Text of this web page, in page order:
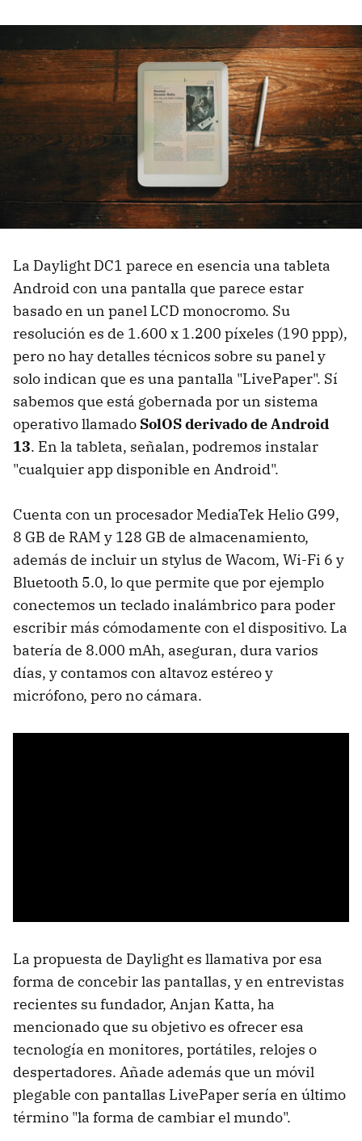
La Daylight DC1 parece en esencia una tableta
Android con una pantalla que parece estar
basado en un panel LCD monocromo. Su
resolución es de 1.600 x 1.200 píxeles (190 ppp),
pero no hay detalles técnicos sobre su panel y
solo indican que es una pantalla "LivePaper". Sí
sabemos que está gobernada por un sistema
operativo llamado SolOS derivado de Android
13. En la tableta, señalan, podremos instalar
"cualquier app disponible en Android".
Cuenta con un procesador MediaTek Helio G99,
8 GB de RAM y 128 GB de almacenamiento,
además de incluir un stylus de Wacom, Wi-Fi 6 y
Bluetooth 5.0, lo que permite que por ejemplo
conectemos un teclado inalámbrico para poder
escribir más cómodamente con el dispositivo. La
batería de 8.000 mAh, aseguran, dura varios
días, y contamos con altavoz estéreo y
micrófono, pero no cámara.
La propuesta de Daylight es llamativa por esa
forma de concebir las pantallas, y en entrevistas
recientes su fundador, Anjan Katta, ha
mencionado que su objetivo es ofrecer esa
tecnología en monitores, portátiles, relojes o
despertadores. Añade además que un móvil
plegable con pantallas LivePaper sería en último
término "la forma de cambiar el mundo".